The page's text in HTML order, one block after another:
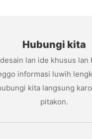
Hubungi kita
lan ide khusus lan
informasi luwih
kita langsung
pitakon.